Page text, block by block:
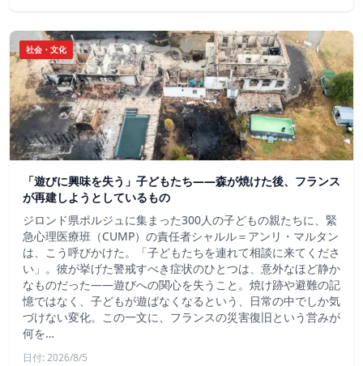
社会・文化
「遊びに興味を失う」子どもたち——森が焼けた後、フランス
が再建しようとしているもの
ジロンド県ポルジュに集まった300人の子どもの親たちに、緊
急心理医療班（CUMP）の責任者シャルル＝アンリ・マルタン
は、こう呼びかけた。「子どもたちを連れて相談に来てくださ
い」。彼が挙げた警戒すべき症状のひとつは、意外なほど静か
なものだった――遊びへの関心を失うこと。焼け跡や避難の記
憶ではなく、子どもが遊ばなくなるという、日常の中でしか気
づけない変化。この一文に、フランスの災害復旧という営みが
何を…
日付: 2026/8/5